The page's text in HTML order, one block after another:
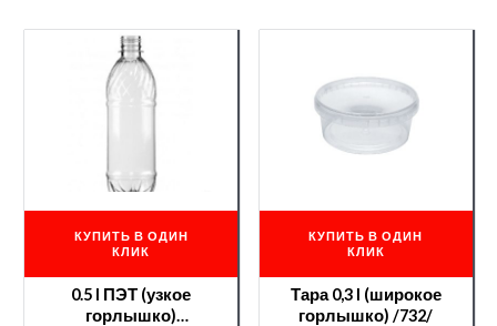
КУПИТЬ В ОДИН
КЛИК
0.5 l ПЭТ (узкое
горлышко)
КУПИТЬ В ОДИН
КЛИК
Тара 0,3 l (широкое
горлышко) /732/